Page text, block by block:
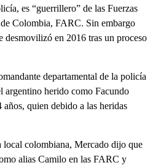
es “guerrillero” de las Fuerzas
Colombia, FARC. Sin embargo
desmovilizó en 2016 tras un proceso
departamental de la policía
argentino herido como Facundo
quien debido a las heridas
local colombiana, Mercado dijo que
alias Camilo en las FARC y